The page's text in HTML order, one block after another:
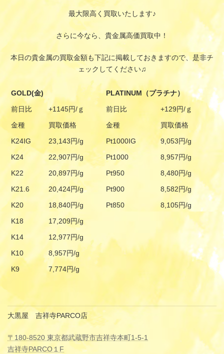
最大限高く買取いたします♪
さらに今なら、貴金属高価買取中！
本日の貴金属の買取金額も下記に掲載しておきますので、是非チ
ェックしてください♫
GOLD(金)
PLATINUM（プラチナ）
前日比
+1145円/ｇ 前日比
+129円/ｇ
金種
買取価格 金種
買取価格
K24IG
23,143円/g Pt1000IG
9,053円/g
K24
22,907円/g Pt1000
8,957円/g
K22
20,897円/g Pt950
8,480円/g
K21.6
20,424円/g Pt900
8,582円/g
K20
18,840円/g Pt850
8,105円/g
K18
17,209円/g
K14
12,977円/g
K10
8,957円/g
K9
7,774円/g
大黒屋 吉祥寺PARCO店
〒180-8520 東京都武蔵野市吉祥寺本町1-5-1
吉祥寺PARCO１F